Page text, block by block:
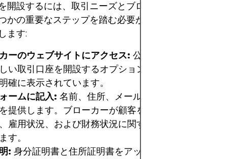
開設するには、取引ニーズとブローカーの規制要件
かの重要なステップを踏む必要があります。以下に
ます:
ーのウェブサイトにアクセス: 公式ウェブサイトにア
い取引口座を開設するオプションを探します。通常
確に表示されています。
ームに記入: 名前、住所、メールアドレス、電話番号
提供します。ブローカーが顧客をよりよく理解する
雇用状況、および財務状況に関する追加情報が求め
す。
: 身分証明書と住所証明書をアップロードします。一